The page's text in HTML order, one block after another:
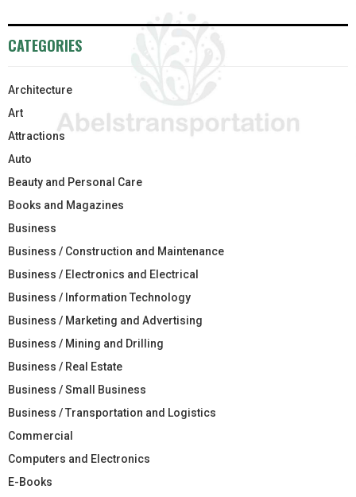
CATEGORIES
Architecture
Art
Attractions
Auto
Beauty and Personal Care
Books and Magazines
Business
Business / Construction and Maintenance
Business / Electronics and Electrical
Business / Information Technology
Business / Marketing and Advertising
Business / Mining and Drilling
Business / Real Estate
Business / Small Business
Business / Transportation and Logistics
Commercial
Computers and Electronics
E-Books